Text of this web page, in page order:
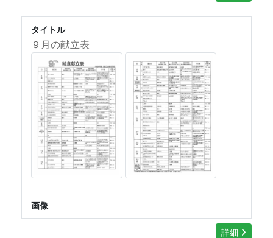
タイトル
９月の献立表
画像
詳細